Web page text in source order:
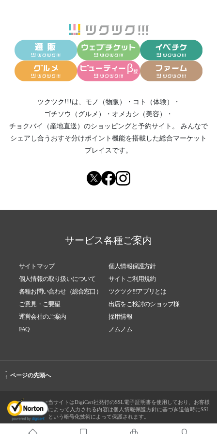
ツクツク!!!は、 モノ（物販） ・ コト（体験）
・
ゴチソウ（グルメ）
・ オメカシ（美容）
・
チョクバイ（産地直送） のショッピングと予約サイト。
みんなで
シェアし合う おすそ分けポイント機能を搭載した総合マーケット
プレイスです。
サービス各種ご案内
サイトマップ
個人情報保護方針
個人情報の取り扱いについて
サイトご利用規約
各種お問い合わせ（総合窓口）
ツクツク!!!アプリとは
ご意見・ご要望
出店をご検討のショップ様
運営会社のご案内
採用情報
FAQ
ノムノム
-
↑ ページの先頭へ
当サイトはDigiCert社発行のSSL電子証明書を使用しており、お客様
によって入力される内容は個人情報保護方針に基づき送信時にSSL
という暗号化技術によって保護されます。